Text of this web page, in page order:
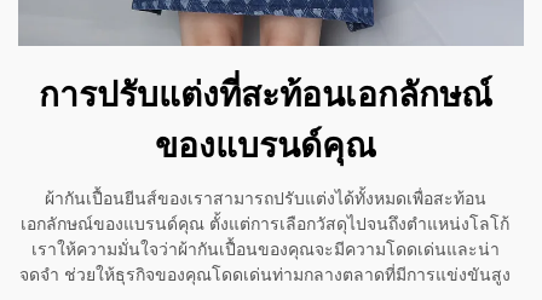
การปรับแต่งที่สะท้อนเอกลักษณ์
ของแบรนด์คุณ
ผ้ากันเปื้อนยีนส์ของเราสามารถปรับแต่งได้ทั้งหมดเพื่อสะท้อน
เอกลักษณ์ของแบรนด์คุณ ตั้งแต่การเลือกวัสดุไปจนถึงตำแหน่งโลโก้
เราให้ความมั่นใจว่าผ้ากันเปื้อนของคุณจะมีความโดดเด่นและน่า
จดจำ ช่วยให้ธุรกิจของคุณโดดเด่นท่ามกลางตลาดที่มีการแข่งขันสูง